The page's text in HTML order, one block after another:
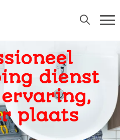
dienst
plaats